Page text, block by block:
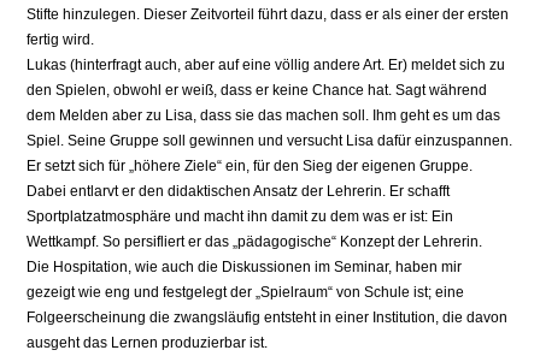
Stifte hinzulegen. Dieser Zeitvorteil führt dazu, dass er als einer der ersten
fertig wird.
Lukas (hinterfragt auch, aber auf eine völlig andere Art. Er) meldet sich zu
den Spielen, obwohl er weiß, dass er keine Chance hat. Sagt während
dem Melden aber zu Lisa, dass sie das machen soll. Ihm geht es um das
Spiel. Seine Gruppe soll gewinnen und versucht Lisa dafür einzuspannen.
Er setzt sich für „höhere Ziele“ ein, für den Sieg der eigenen Gruppe.
Dabei entlarvt er den didaktischen Ansatz der Lehrerin. Er schafft
Sportplatzatmosphäre und macht ihn damit zu dem was er ist: Ein
Wettkampf. So persifliert er das „pädagogische“ Konzept der Lehrerin.
Die Hospitation, wie auch die Diskussionen im Seminar, haben mir
gezeigt wie eng und festgelegt der „Spielraum“ von Schule ist; eine
Folgeerscheinung die zwangsläufig entsteht in einer Institution, die davon
ausgeht das Lernen produzierbar ist.